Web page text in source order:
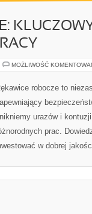
MOŻLIWOŚĆ
robocze to
urazów i
prac.
w dobrej